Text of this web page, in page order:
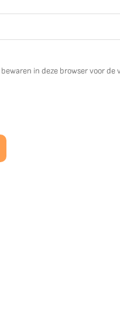
in deze browser voor de